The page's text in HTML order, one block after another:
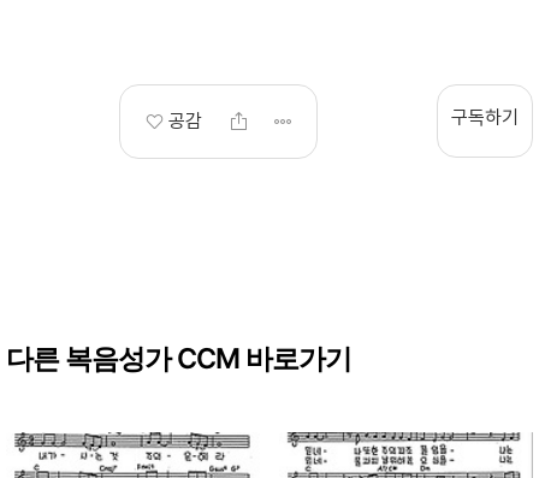
공감 구독하기
다른 복음성가 CCM 바로가기